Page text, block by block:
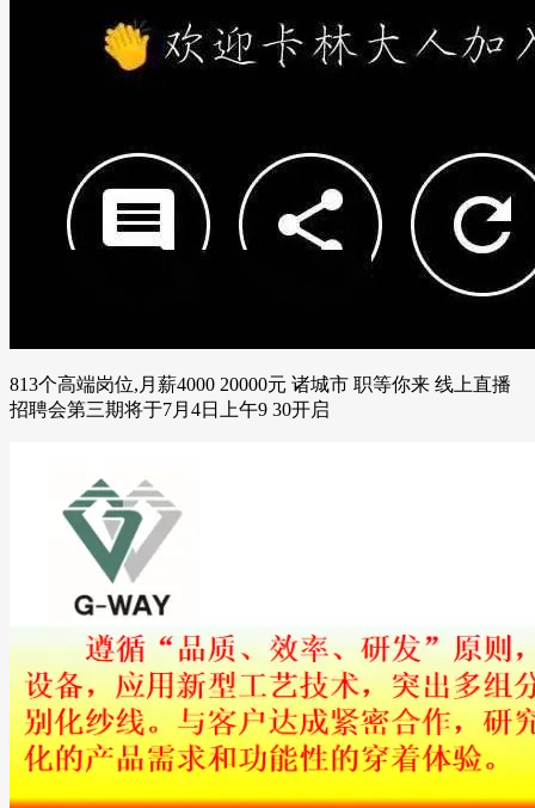
813个高端岗位,月薪4000 20000元 诸城市 职等你来 线上直播
招聘会第三期将于7月4日上午9 30开启